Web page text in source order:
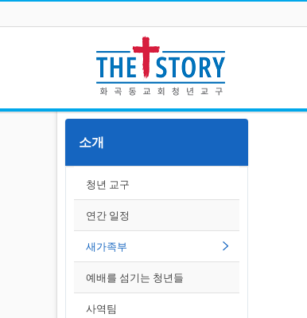
소개
청년 교구
연간 일정
새가족부
예배를 섬기는 청년들
사역팀